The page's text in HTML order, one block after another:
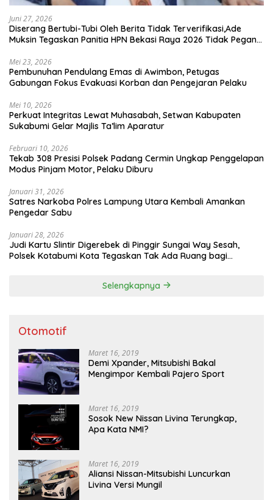
Juni 27, 2026
Diserang Bertubi-Tubi Oleh Berita Tidak Terverifikasi,Ade
Muksin Tegaskan Panitia HPN Bekasi Raya 2026 Tidak Pegang
Mei 23, 2026
Pembunuhan Pendulang Emas di Awimbon, Petugas
Gabungan Fokus Evakuasi Korban dan Pengejaran Pelaku
Mei 10, 2026
Perkuat Integritas Lewat Muhasabah, Setwan Kabupaten
Sukabumi Gelar Majlis Ta’lim Aparatur
Februari 10, 2026
Tekab 308 Presisi Polsek Padang Cermin Ungkap Penggelapan
Modus Pinjam Motor, Pelaku Diburu
Januari 31, 2026
Satres Narkoba Polres Lampung Utara Kembali Amankan
Pengedar Sabu
Januari 28, 2026
Judi Kartu Slintir Digerebek di Pinggir Sungai Way Sesah,
Polsek Kotabumi Kota Tegaskan Tak Ada Ruang bagi
Selengkapnya
Otomotif
Maret 16, 2019
Demi Xpander, Mitsubishi Bakal
Mengimpor Kembali Pajero Sport
Maret 16, 2019
Sosok New Nissan Livina Terungkap,
Apa Kata NMI?
Maret 16, 2019
Aliansi Nissan-Mitsubishi Luncurkan
Livina Versi Mungil